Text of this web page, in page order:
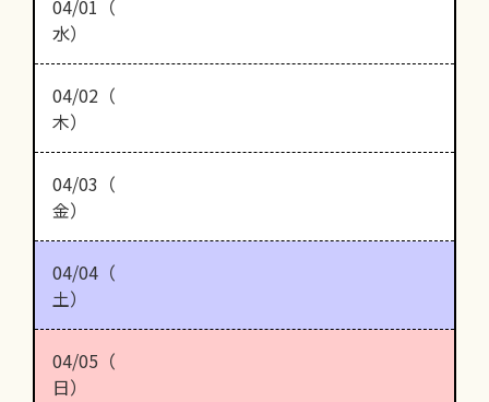
04/01（
水）
04/02（
木）
04/03（
金）
04/04（
土）
04/05（
日）